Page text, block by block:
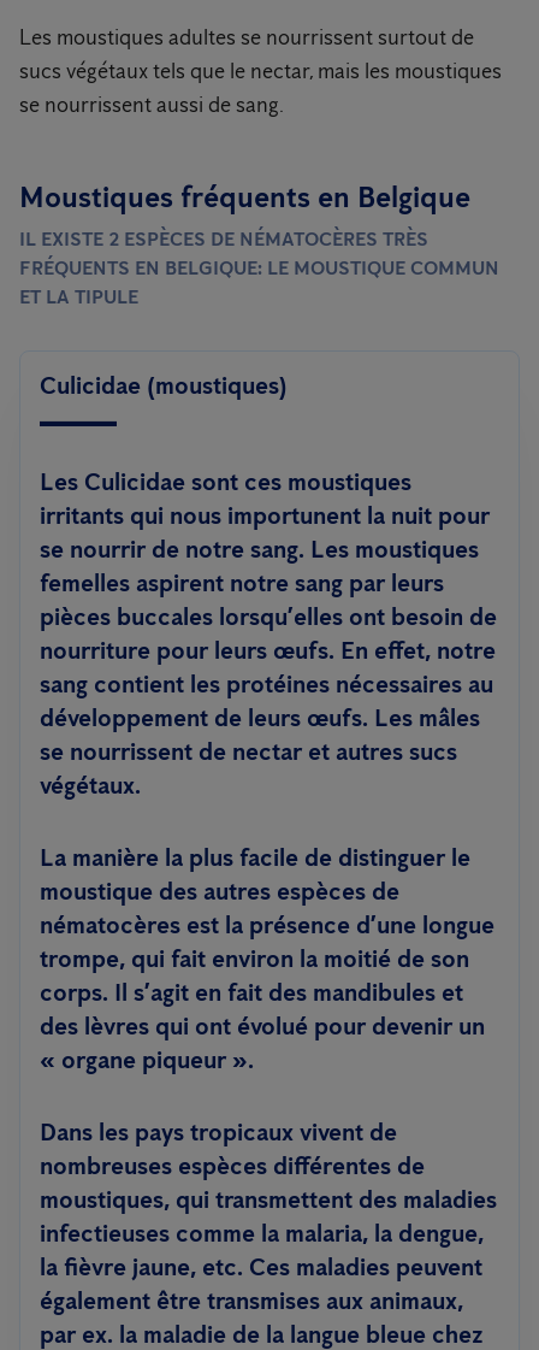
Les moustiques adultes se nourrissent surtout de
sucs végétaux tels que le nectar, mais les moustiques
se nourrissent aussi de sang.
Moustiques fréquents en Belgique
IL EXISTE 2 ESPÈCES DE NÉMATOCÈRES TRÈS
FRÉQUENTS EN BELGIQUE: LE MOUSTIQUE COMMUN
ET LA TIPULE
Culicidae (moustiques)
Les Culicidae sont ces moustiques
irritants qui nous importunent la nuit pour
se nourrir de notre sang. Les moustiques
femelles aspirent notre sang par leurs
pièces buccales lorsqu’elles ont besoin de
nourriture pour leurs œufs. En effet, notre
sang contient les protéines nécessaires au
développement de leurs œufs. Les mâles
se nourrissent de nectar et autres sucs
végétaux.
La manière la plus facile de distinguer le
moustique des autres espèces de
nématocères est la présence d’une longue
trompe, qui fait environ la moitié de son
corps. Il s’agit en fait des mandibules et
des lèvres qui ont évolué pour devenir un
« organe piqueur ».
Dans les pays tropicaux vivent de
nombreuses espèces différentes de
moustiques, qui transmettent des maladies
infectieuses comme la malaria, la dengue,
la fièvre jaune, etc. Ces maladies peuvent
également être transmises aux animaux,
par ex. la maladie de la langue bleue chez